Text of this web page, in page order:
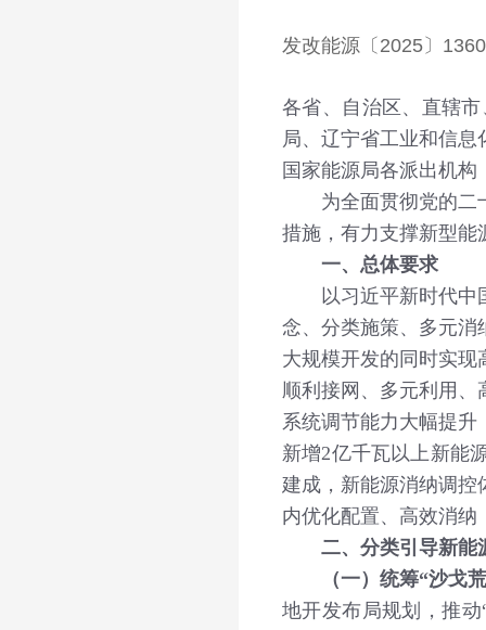
发改能源〔2025〕
各省、自治区、直辖
局、辽宁省工业和信
国家能源局各派出机构
为全面贯彻党的二十
措施，有力支撑新型能
一、总体要求
以习近平新时代中国
念、分类施策、多元消
大规模开发的同时实现
顺利接网、多元利用
系统调节能力大幅提
新增2亿千瓦以上新能
建成，新能源消纳调控
内优化配置、高效消
二、分类引导新能
（一）统筹“沙戈
地开发布局规划，推